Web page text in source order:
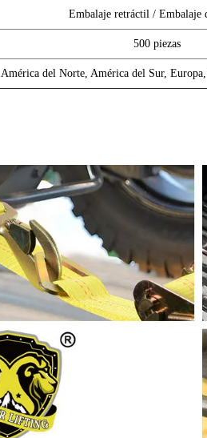
Embalaje retráctil / Embalaje
500 piezas
América del Norte, América del Sur,